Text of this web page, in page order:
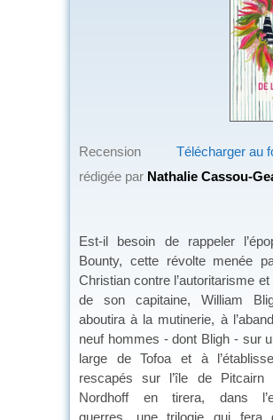
Télécharger au
Recension
rédigée par Nathalie Cassou-
Est-il besoin de rappeler
Bounty, cette révolte menée
Christian contre l’autoritarisme
de son capitaine, William
aboutira à la mutinerie, à
neuf hommes - dont Bligh - sur
large de Tofoa et à
rescapés sur l’île de Pitcairn
Nordhoff en tirera, dans
guerres, une trilogie qui fera